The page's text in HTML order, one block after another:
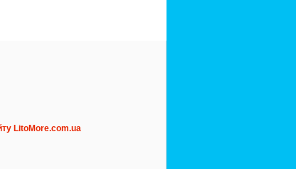
LitoMore.com.ua